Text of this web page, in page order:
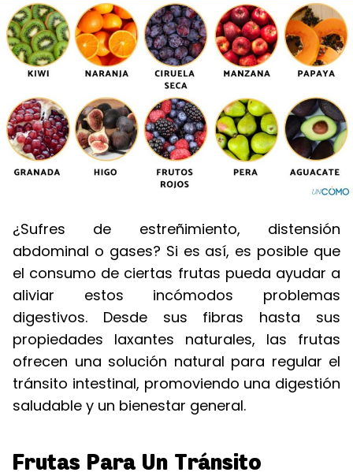
¿Sufres de estreñimiento, distensión
abdominal o gases? Si es así, es posible que
el consumo de ciertas frutas pueda ayudar a
aliviar estos incómodos problemas
digestivos. Desde sus fibras hasta sus
propiedades laxantes naturales, las frutas
ofrecen una solución natural para regular el
tránsito intestinal, promoviendo una digestión
saludable y un bienestar general.
Frutas Para Un Tránsito